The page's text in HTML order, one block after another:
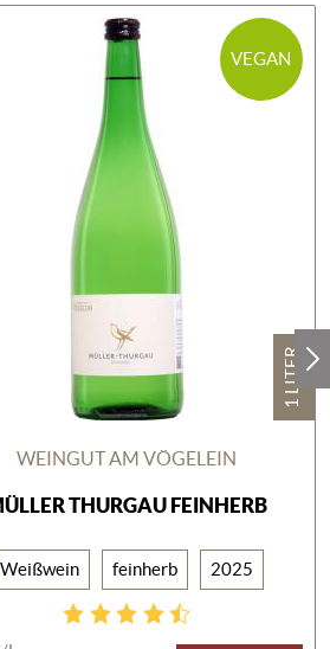
VEGAN
1 LITER
WEINGUT AM VÖGELEIN
THURGAU FEINHERB
Weißwein feinherb 2025